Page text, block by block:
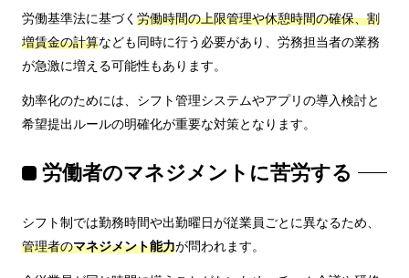
労働基準法に基づく 労働時間の上限管理や休憩時間の確保、割
増賃金の計算なども同時に行う必要があり、労務担当者の業務
が急激に増える可能性もあります。
効率化のためには、シフト管理システムやアプリの導入検討と
希望提出ルールの明確化が重要な対策となります。
労働者のマネジメントに苦労する
シフト制では勤務時間や出勤曜日が従業員ごとに異なるため、
管理者のマネジメント能力が問われます。